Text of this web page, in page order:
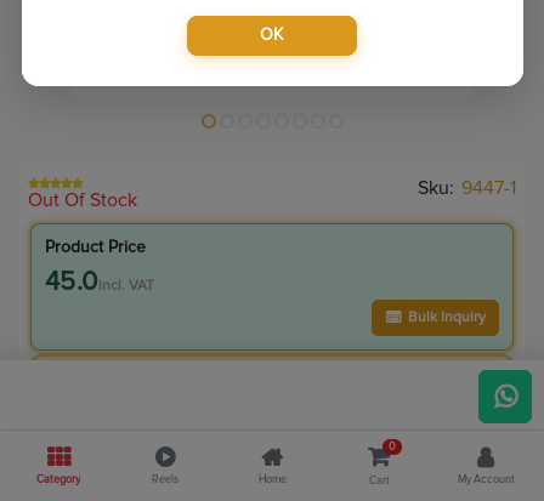
Out Of Stock
Sku: 9447-1
Product Price
45.0 incl. VAT
Bulk Inquiry
55.00 Save10.00
OK
Category Reels Home
0
Cart My Account